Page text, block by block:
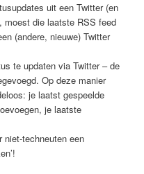
uit een Twitter (en
moest die laatste RSS feed
(andere, nieuwe) Twitter
te updaten via Twitter – de
Op deze manier
je laatst gespeelde
je laatste
techneuten een